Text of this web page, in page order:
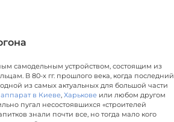
самодельным устройством, состоящим из
В 80-х гг. прошлого века, когда последний
из самых актуальных для большой части
в Киеве, Харькове или любом другом
пугал несостоявшихся «строителей
знали почти все, но тогда мало кого